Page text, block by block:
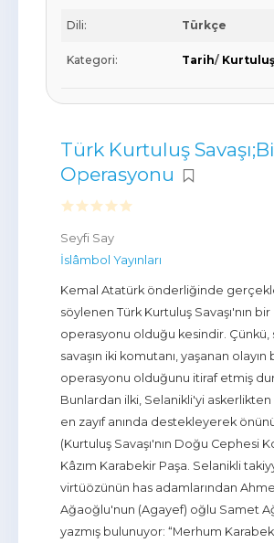
Türk Kurtuluş
Operasyonu
Seyfi Say
İslâmbol Yayınları
Kemal Atatürk önderliğinde
söylenen Türk Kurtuluş Savaşı'nın
operasyonu olduğu kesindir. Çünkü,
savaşın iki komutanı, yaşanan olayın
operasyonu olduğunu itiraf etmiş
Bunlardan ilki, Selanikli'yi
en zayıf anında destekleyerek
(Kurtuluş Savaşı'nın Doğu Cephesi
Kâzım Karabekir Paşa. Selanikli
virtüözünün has adamlarından
Ağaoğlu'nun (Agayef) oğlu Samet
yazmış bulunuyor: “Merhum
Dili: Türkçe
Kategori: Tarih/ Kurtuluş